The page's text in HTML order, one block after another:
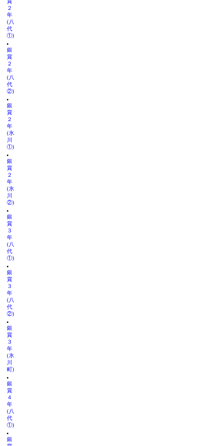
賞
２
年
(八
代
①)
銀
賞
２
年
(八
代
②)
銀
賞
２
年
(氷
川
①)
銀
賞
２
年
(氷
川
②)
銀
賞
３
年
(八
代
①)
銀
賞
３
年
(八
代
②)
銀
賞
３
年
(氷
川
町)
銀
賞
４
年
(八
代
①)
銀